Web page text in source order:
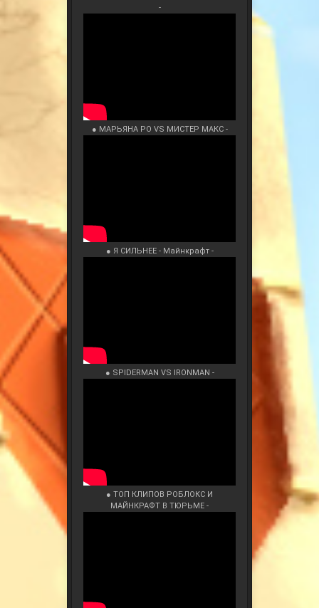
-
● МАРЬЯНА РО VS МИСТЕР МАКС -
● Я СИЛЬНЕЕ - Майнкрафт -
● SPIDERMAN VS IRONMAN -
● ТОП КЛИПОВ РОБЛОКС И
МАЙНКРАФТ В ТЮРЬМЕ -